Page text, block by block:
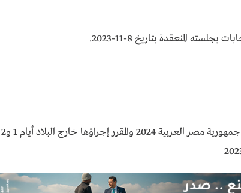
المنعقدة بتاريخ 8-11-2023.
تحدد القائمة النهائية لمرشحى انتخابات رئاسة جمهورية مصر العربية 2024 والمقرر إجراؤها خارج البلاد أيام 1 و2